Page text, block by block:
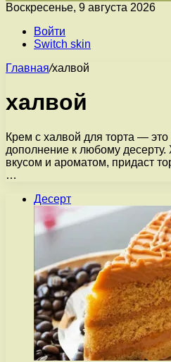
Воскресенье, 9 августа 2026
Войти
Switch skin
Главная/халвой
халвой
Крем с халвой для торта —
дополнение к любому
вкусом и ароматом, придаст
…
Десерт